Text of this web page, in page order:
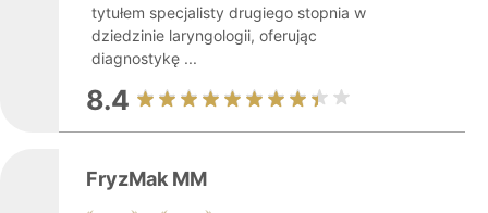
tytułem specjalisty drugiego stopnia w
dziedzinie laryngologii, oferując
diagnostykę ...
8.4
FryzMak MM